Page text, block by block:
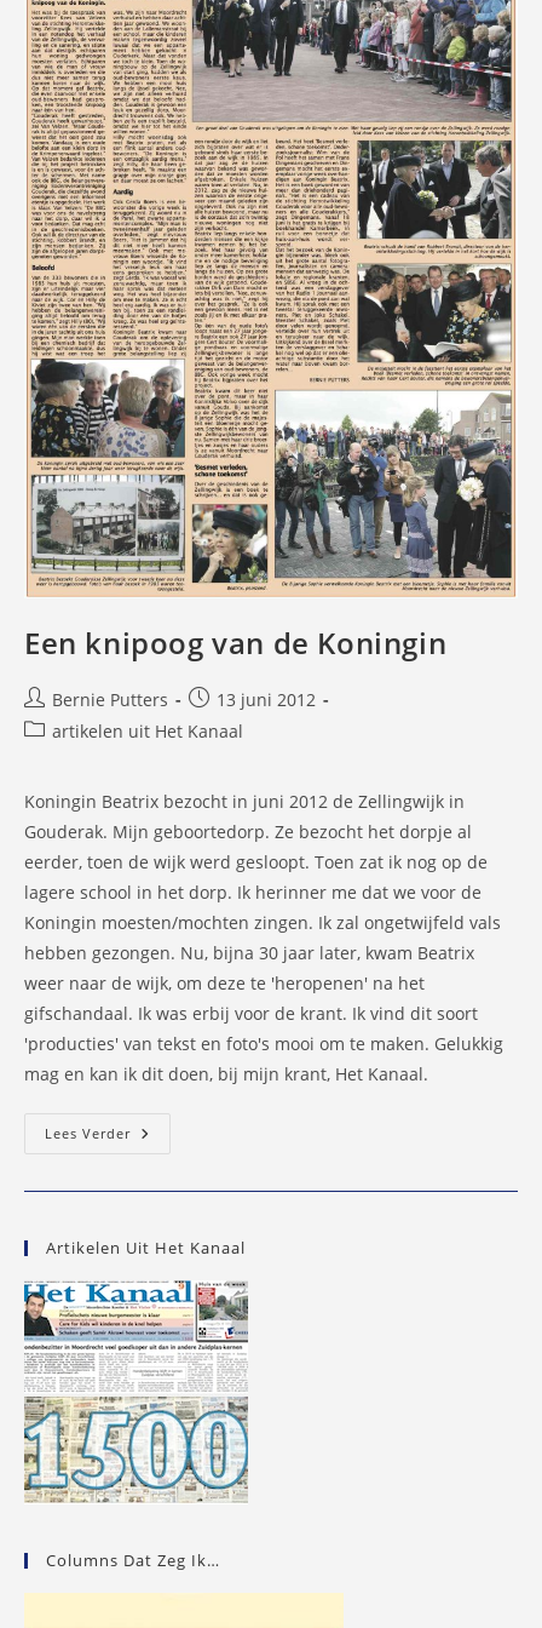
Een knipoog van de Koningin
Bericht
auteur:
Bernie Putters
Bericht
gepubliceerd
13 juni 2012
Berichtcategorie:
artikelen uit Het Kanaal
Koningin Beatrix bezocht in juni 2012 de Zellingwijk in
Gouderak. Mijn geboortedorp. Ze bezocht het dorpje al
eerder, toen de wijk werd gesloopt. Toen zat ik nog op de
lagere school in het dorp. Ik herinner me dat we voor de
Koningin moesten/mochten zingen. Ik zal ongetwijfeld vals
hebben gezongen. Nu, bijna 30 jaar later, kwam Beatrix
weer naar de wijk, om deze te 'heropenen' na het
gifschandaal. Ik was erbij voor de krant. Ik vind dit soort
'producties' van tekst en foto's mooi om te maken. Gelukkig
mag en kan ik dit doen, bij mijn krant, Het Kanaal.
Lees VerderEen
Artikelen Uit Het Kanaal
Columns Dat Zeg Ik…